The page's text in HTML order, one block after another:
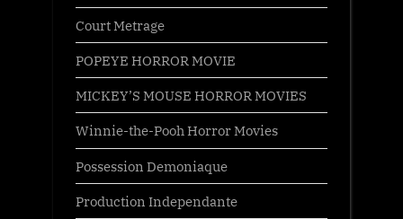
Court Metrage
POPEYE HORROR MOVIE
MICKEY’S MOUSE HORROR MOVIES
Winnie-the-Pooh Horror Movies
Possession Demoniaque
Production Independante